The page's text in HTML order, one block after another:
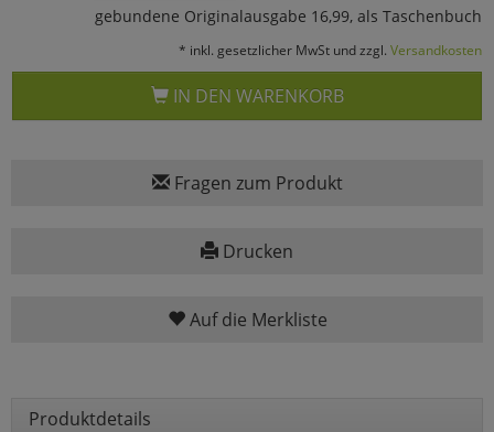
gebundene Originalausgabe 16,99, als Taschenbuch
* inkl. gesetzlicher MwSt und zzgl. Versandkosten
IN DEN WARENKORB
Fragen zum Produkt
Drucken
Auf die Merkliste
Produktdetails